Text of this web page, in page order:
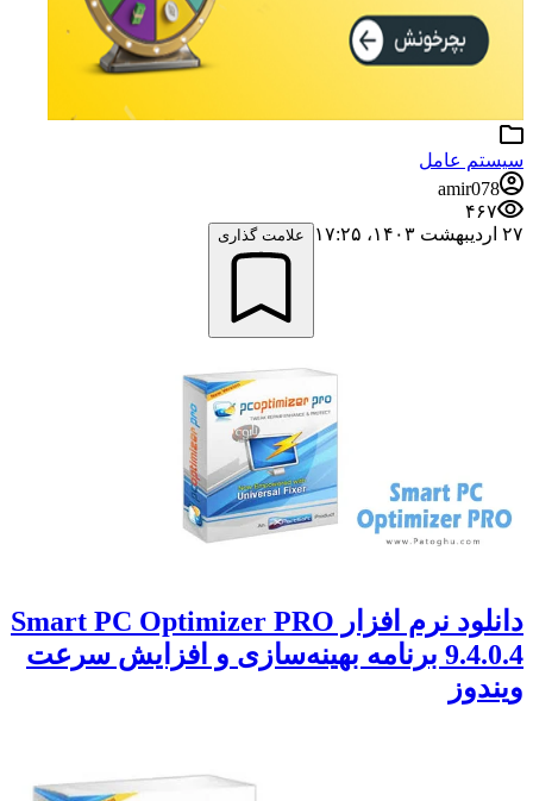
سیستم عامل
amir078
۴۶۷
۲۷ اردیبهشت ۱۴۰۳،‏ ۱۷:۲۵
علامت گذاری
دانلود نرم افزار Smart PC Optimizer PRO
9.4.0.4 برنامه بهینه‌سازی و افزایش سرعت
ویندوز